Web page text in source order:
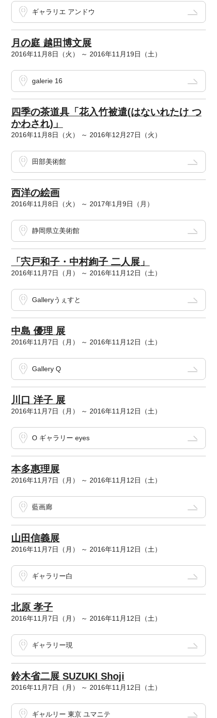
ギャラリエ アンドウ
月の庭 越田博文展
2016年11月8日（火） ～ 2016年11月19日（土）
galerie 16
四季の茶道具「花入竹被遣(はないれたけ つ
かわされ)」
2016年11月8日（火） ～ 2016年12月27日（火）
田部美術館
西洋の絵画
2016年11月8日（火） ～ 2017年1月9日（月）
静岡県立美術館
「宍戸和子・中村絢子 二人展」
2016年11月7日（月） ～ 2016年11月12日（土）
Galleryうぇすと
中島 優理 展
2016年11月7日（月） ～ 2016年11月12日（土）
Gallery Q
川口 洋子 展
2016年11月7日（月） ～ 2016年11月12日（土）
O ギャラリー eyes
本多惠理展
2016年11月7日（月） ～ 2016年11月12日（土）
藍画廊
山田信義展
2016年11月7日（月） ～ 2016年11月12日（土）
ギャラリー白
北原 孝子
2016年11月7日（月） ～ 2016年11月12日（土）
ギャラリー現
鈴木省二展 SUZUKI Shoji
2016年11月7日（月） ～ 2016年11月12日（土）
ギャルリー 東京 ユマニテ